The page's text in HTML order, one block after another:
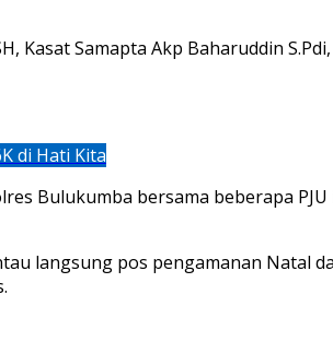
Samapta Akp Baharuddin
di Hati Kita
Bulukumba bersama beberapa
langsung pos pengamanan Natal